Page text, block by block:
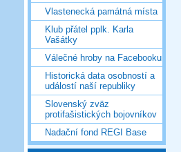
Vlastenecká památná místa
Klub přátel pplk. Karla
Vašátky
Válečné hroby na Facebooku
Historická data osobností a
událostí naší republiky
Slovenský zväz
protifašistických bojovníkov
Nadační fond REGI Base